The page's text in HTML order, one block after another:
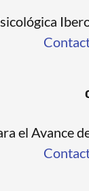
el Avance